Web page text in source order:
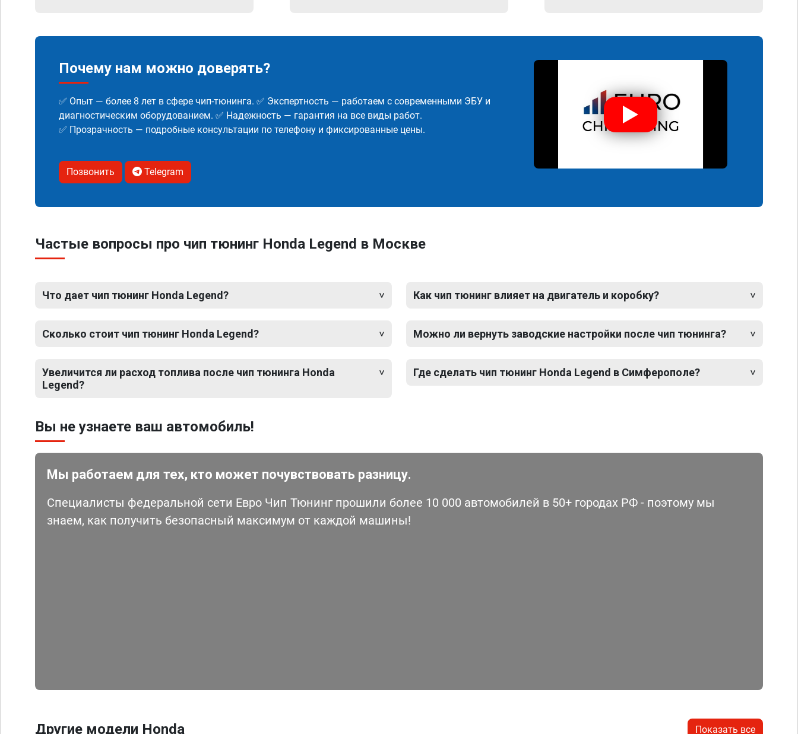
Почему нам можно доверять?
✅ Опыт — более 8 лет в сфере чип-тюнинга. ✅ Экспертность — работаем с современными ЭБУ и
диагностическим оборудованием. ✅ Надежность — гарантия на все виды работ.
✅ Прозрачность — подробные консультации по телефону и фиксированные цены.
Позвонить Telegram
Частые вопросы про чип тюнинг Honda Legend в Москве
Что дает чип тюнинг Honda Legend?
Сколько стоит чип тюнинг Honda Legend?
Увеличится ли расход топлива после чип тюнинга Honda
Legend?
Как чип тюнинг влияет на двигатель и коробку?
Можно ли вернуть заводские настройки после чип тюнинга?
Где сделать чип тюнинг Honda Legend в Симферополе?
Вы не узнаете ваш автомобиль!
Мы работаем для тех, кто может почувствовать разницу.
Специалисты федеральной сети Евро Чип Тюнинг прошили более 10 000 автомобилей в 50+ городах РФ - поэтому мы
знаем, как получить безопасный максимум от каждой машины!
Другие модели Honda Показать все